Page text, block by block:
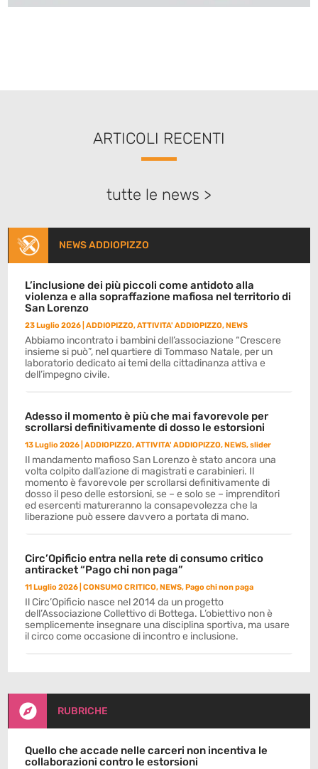
ARTICOLI RECENTI
tutte le news >
NEWS ADDIOPIZZO
L’inclusione dei più piccoli come antidoto alla
violenza e alla sopraffazione mafiosa nel territorio di
San Lorenzo
23 Luglio 2026 |ADDIOPIZZO,ATTIVITA' ADDIOPIZZO,NEWS
Abbiamo incontrato i bambini dell’associazione “Crescere
insieme si può”, nel quartiere di Tommaso Natale, per un
laboratorio dedicato ai temi della cittadinanza attiva e
dell’impegno civile.
Adesso il momento è più che mai favorevole per
scrollarsi definitivamente di dosso le estorsioni
13 Luglio 2026 |ADDIOPIZZO,ATTIVITA' ADDIOPIZZO,NEWS,slider
Il mandamento mafioso San Lorenzo è stato ancora una
volta colpito dall’azione di magistrati e carabinieri. Il
momento è favorevole per scrollarsi definitivamente di
dosso il peso delle estorsioni, se – e solo se – imprenditori
ed esercenti matureranno la consapevolezza che la
liberazione può essere davvero a portata di mano.
Circ’Opificio entra nella rete di consumo critico
antiracket “Pago chi non paga”
11 Luglio 2026 |CONSUMO CRITICO,NEWS,Pago chi non paga
Il Circ’Opificio nasce nel 2014 da un progetto
dell’Associazione Collettivo di Bottega. L’obiettivo non è
semplicemente insegnare una disciplina sportiva, ma usare
il circo come occasione di incontro e inclusione.
 RUBRICHE
Quello che accade nelle carceri non incentiva le
collaborazioni contro le estorsioni